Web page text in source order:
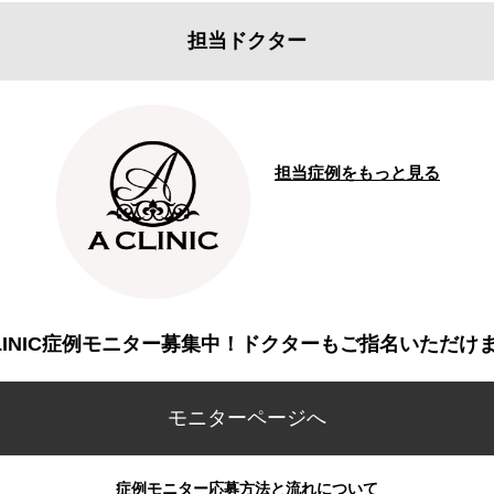
担当ドクター
担当症例をもっと見る
症例モニター募集中！ドクターもご指名いただけ
モニターページへ
症例モニター応募方法と流れについて